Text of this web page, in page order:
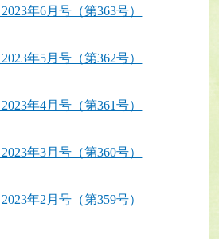
年6月号（第363号）
年5月号（第362号）
年4月号（第361号）
年3月号（第360号）
年2月号（第359号）